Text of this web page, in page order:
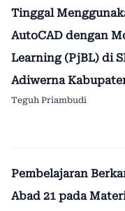
Tinggal
AutoCAD dengan
Learning (PjBL) di
Adiwerna
Teguh Priambudi
Pembelajaran
Abad 21 pada